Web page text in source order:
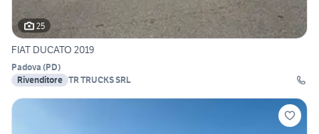
25
FIAT DUCATO 2019
Padova (PD)
Rivenditore TR TRUCKS SRL